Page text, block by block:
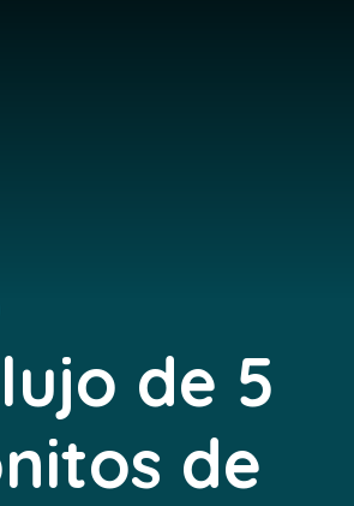
de 5
de